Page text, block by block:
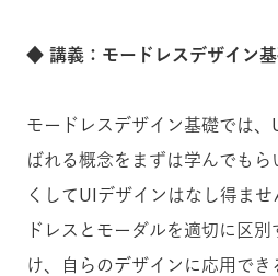
◆ 講義：モードレスデザイン
モードレスデザイン基礎では、
ばれる概念をまずは学んでも
くしてUIデザインはなし得ま
ドレスとモーダルを適切に区
け、自らのデザインに応用で